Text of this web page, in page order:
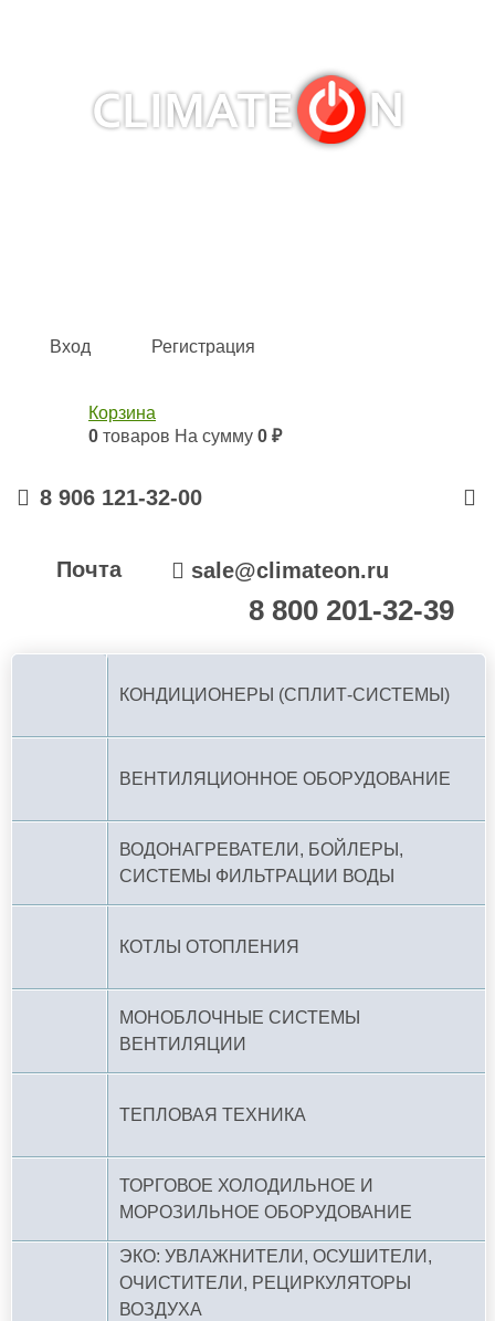
Вход Регистрация
Корзина
0 товаров На сумму 0 ₽
8 906 121-32-00
Почта sale@climateon.ru
8 800 201-32-39
КОНДИЦИОНЕРЫ (СПЛИТ-СИСТЕМЫ)
ВЕНТИЛЯЦИОННОЕ ОБОРУДОВАНИЕ
ВОДОНАГРЕВАТЕЛИ, БОЙЛЕРЫ,
СИСТЕМЫ ФИЛЬТРАЦИИ ВОДЫ
КОТЛЫ ОТОПЛЕНИЯ
МОНОБЛОЧНЫЕ СИСТЕМЫ
ВЕНТИЛЯЦИИ
ТЕПЛОВАЯ ТЕХНИКА
ТОРГОВОЕ ХОЛОДИЛЬНОЕ И
МОРОЗИЛЬНОЕ ОБОРУДОВАНИЕ
ЭКО: УВЛАЖНИТЕЛИ, ОСУШИТЕЛИ,
ОЧИСТИТЕЛИ, РЕЦИРКУЛЯТОРЫ
ВОЗДУХА